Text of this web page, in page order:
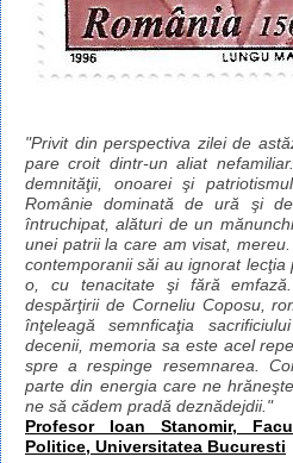
"Privit din perspectiva zilei de
pare croit dintr-un aliat
demnităţii, onoarei şi
Românie dominată de ură şi
întruchipat, alături de un
unei patrii la care am visat,
contemporanii săi au ignorat
o, cu tenacitate şi fără
despărţirii de Corneliu Coposu,
înţeleagă semnficaţia
decenii, memoria sa este acel
spre a respinge resemnarea.
parte din energia care ne
ne să cădem pradă deznădejdii."
Profesor Ioan Stanomir,
Politice, Universitatea Bucuresti